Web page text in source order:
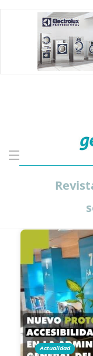
Actualidad